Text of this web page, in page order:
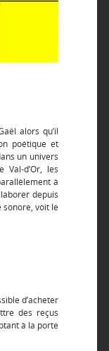
alors qu’il
poétique et
un univers
d’Or, les
à
depuis
voit le
d’acheter
des reçus
à la porte